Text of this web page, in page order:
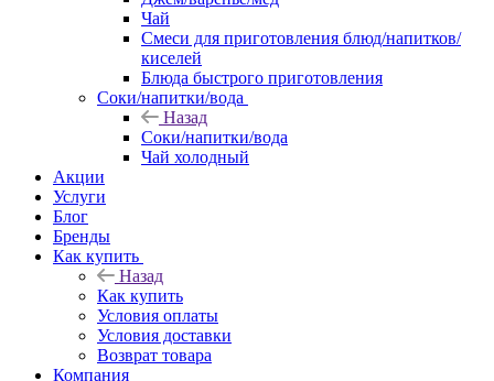
Чай
Смеси для приготовления блюд/напитков/
киселей
Блюда быстрого приготовления
Соки/напитки/вода
Назад
Соки/напитки/вода
Чай холодный
Акции
Услуги
Блог
Бренды
Как купить
Назад
Как купить
Условия оплаты
Условия доставки
Возврат товара
Компания